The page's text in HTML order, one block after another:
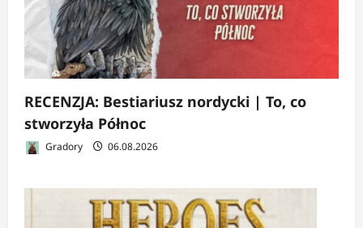
RECENZJA: Bestiariusz nordycki | To, co
stworzyła Północ
Gradory 06.08.2026